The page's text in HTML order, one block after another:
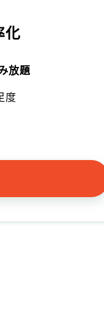
化
放題
度
ンが必要です